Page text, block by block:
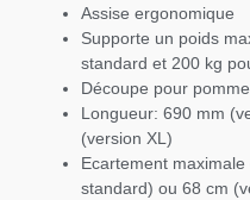
Assise ergonomique
Supporte un poids
standard et 200 kg
Découpe pour
Longueur: 690 mm
(version XL)
Ecartement
standard) ou 68 cm